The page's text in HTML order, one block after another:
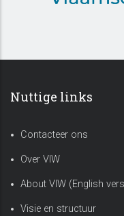
Nuttige links
Contacteer ons
Over VIW
About VIW (English
Visie en structuur